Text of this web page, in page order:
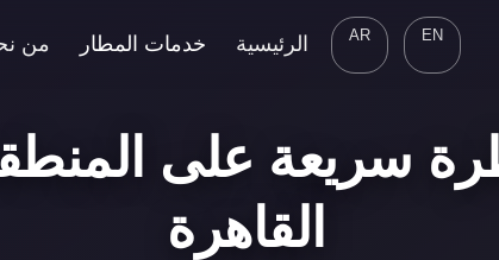
EN
AR الرئيسية خدمات المطار من
سريعة على
القاهرة